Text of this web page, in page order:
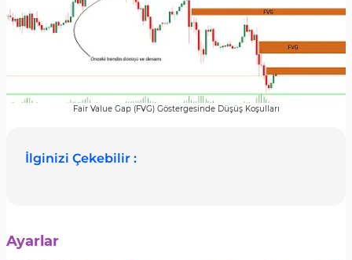
Fair Value Gap (FVG) Göstergesinde Düşüş Koşulları
İlginizi Çekebilir :
Ayarlar